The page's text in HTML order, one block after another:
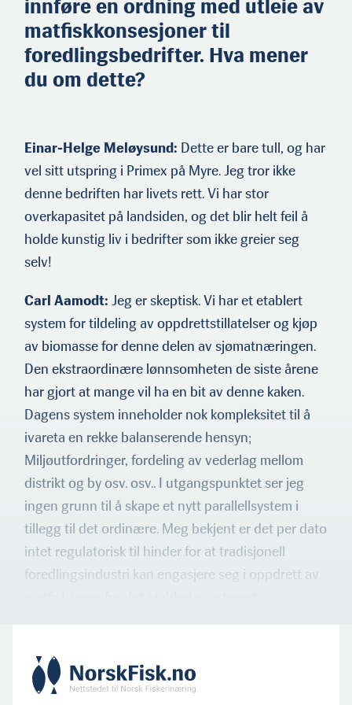
«Årets navn 2011» i norsk
sjømatnæring.
Ole Troland er fra Austevoll
der familien har oppdret­
tsanlegg, og er
innføre en ordning med utleie av
matfiskkonsesjoner til
foredlingsbedrifter. Hva mener
du om dette?
Einar-Helge Meløysund: Dette er bare tull, og har
vel sitt uts­pring i Primex på Myre. Jeg tror ikke
denne bedriften har livets rett. Vi har stor
overkapasitet på landsiden, og det blir helt feil å
holde kunstig liv i bedrifter som ikke greier seg
selv!
Carl Aamodt: Jeg er skeptisk. Vi har et etablert
system for til­deling av oppdrettstillatelser og kjøp
av biomasse for denne delen av sjømatnæringen.
Den ekstraordinære lønnsomheten de siste årene
har gjort at mange vil ha en bit av denne kaken.
Dagens system inneholder nok kompleksitet til å
ivareta en rekke balan­serende hensyn;
Miljøutfordringer, fordeling av vederlag mellom
distrikt og by osv. osv.. I utgangspunktet ser jeg
ingen grunn til å skape et nytt parallellsystem i
tillegg til det ordinære. Meg bekjent er det per dato
intet regulatorisk til hinder for at tradisjonell
foredlingsindustri kan engasjere seg i oppdrett av